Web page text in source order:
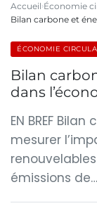
Accueil Économie
Bilan carbone et
ÉCONOMIE
Bilan
dans
EN BREF
mesurer
émissions de…